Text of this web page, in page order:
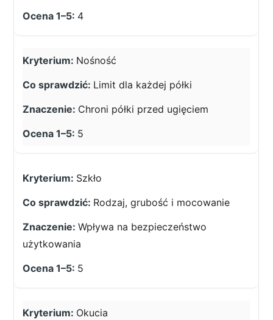
4
Nośność
Limit dla każdej półki
Chroni półki przed ugięciem
5
Szkło
Rodzaj, grubość i mocowanie
Wpływa na bezpieczeństwo
użytkowania
5
Okucia